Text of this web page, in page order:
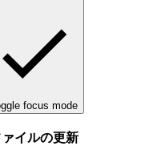
focus mode
イルの更新